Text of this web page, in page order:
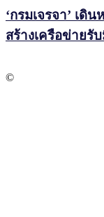
‘กรมเจรจา’ เดิ
สร้างเครือข่ายรั
©